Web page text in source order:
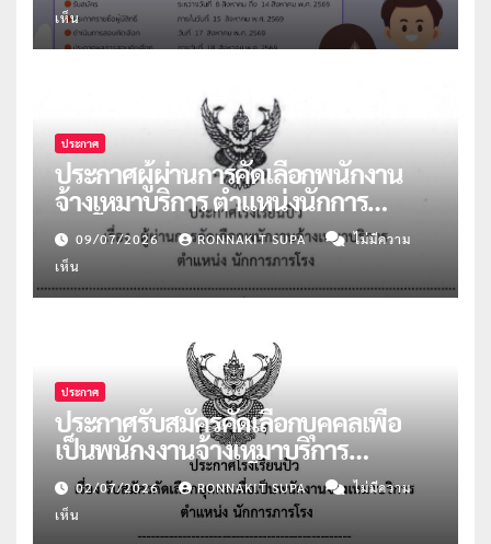
เห็น
ประกาศ
ประกาศผู้ผ่านการคัดเลือกพนักงาน
จ้างเหมาบริการ ตำแหน่งนักการ
ภารโรง จำนวน 2 อัตรา
09/07/2026 RONNAKIT SUPA
ไม่มีความ
เห็น
ประกาศ
ประกาศรับสมัครคัดเลือกบุคคลเพื่อ
เป็นพนักงงานจ้างเหมาบริการ
ตำแหน่งนักการภารโรง
02/07/2026 RONNAKIT SUPA
ไม่มีความ
เห็น